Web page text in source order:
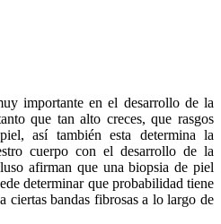
importante en el desarrollo de la
que tan alto creces, que rasgos
así también esta determina la
cuerpo con el desarrollo de la
afirman que una biopsia de piel
determinar que probabilidad tiene
ciertas bandas fibrosas a lo largo de